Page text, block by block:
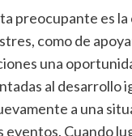
preocupante es
como de
una
al desarrollo
a una
eventos. Cuando